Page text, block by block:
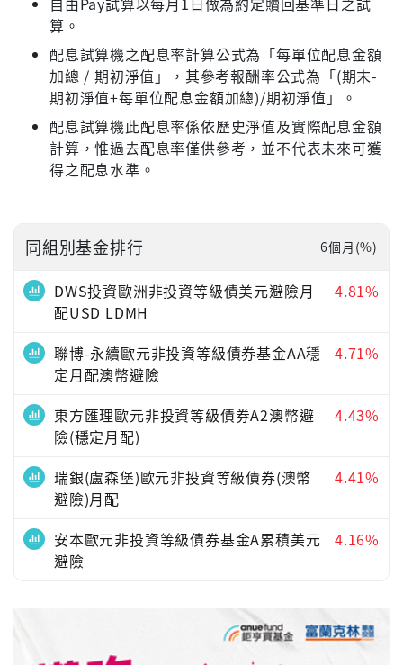
算。
配息試算機之配息率計算公式為「每單位配息金額
加總 / 期初淨值」，其參考報酬率公式為「(期末-
期初淨值+每單位配息金額加總)/期初淨值」。
配息試算機此配息率係依歷史淨值及實際配息金額
計算，惟過去配息率僅供參考，並不代表未來可獲
得之配息水準。
同組別基金排行 6個月(%)
DWS投資歐洲非投資等級債美元避險月
配USD LDMH
4.81%
聯博-永續歐元非投資等級債券基金AA穩
定月配澳幣避險
4.71%
東方匯理歐元非投資等級債券A2澳幣避
險(穩定月配)
4.43%
瑞銀(盧森堡)歐元非投資等級債券(澳幣
避險)月配
4.41%
安本歐元非投資等級債券基金A累積美元
避險
4.16%